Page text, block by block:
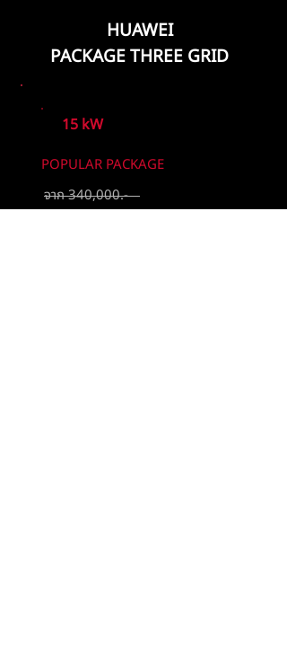
HUAWEI
PACKAGE THREE GRID
15 kW
POPULAR PACKAGE
จาก 340,000.-